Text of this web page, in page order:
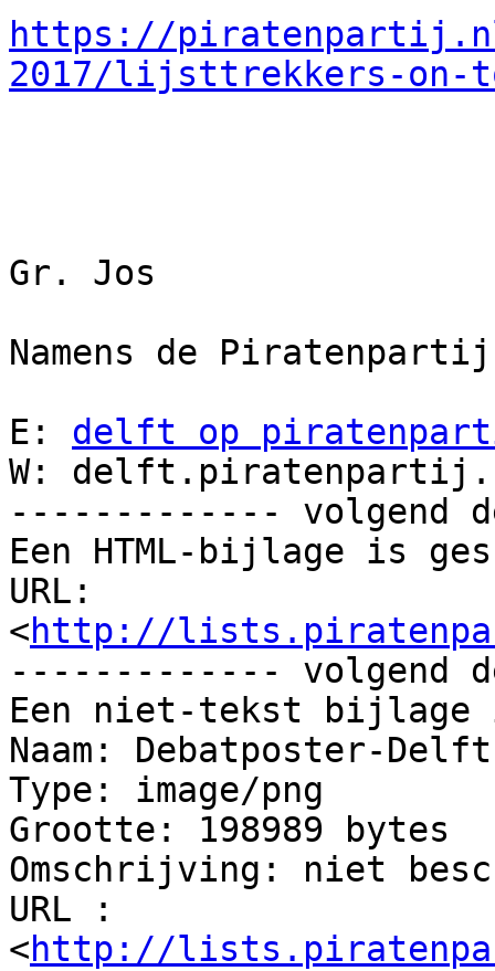
https://piratenpartij.nl/
2017/lijsttrekkers-on-
Gr. Jos
Namens de
E: delft op
W:
------------- volgend
Een HTML-bijlage is
URL:
<http://
------------- volgend
Een niet-tekst
Naam: Debatposter-
Type: image/png
Grootte: 198989 bytes
Omschrijving: niet
URL :
<http://